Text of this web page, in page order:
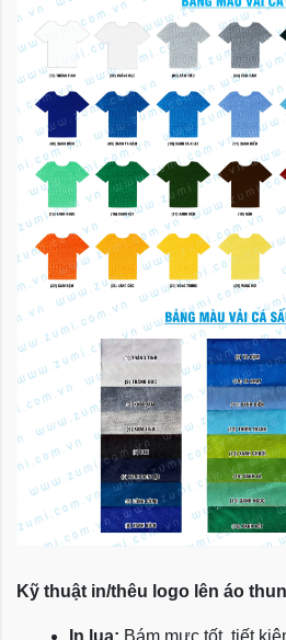
Kỹ thuật in/thêu logo lên áo